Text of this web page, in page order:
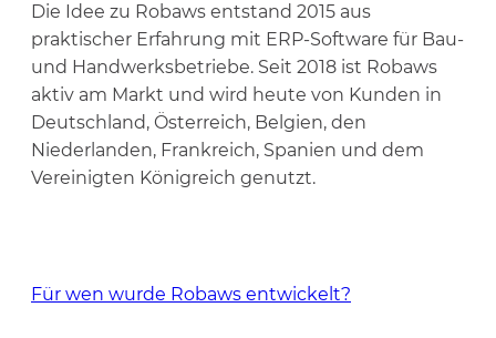
Die Idee zu Robaws entstand 2015 aus
praktischer Erfahrung mit ERP-Software für Bau-
und Handwerksbetriebe. Seit 2018 ist Robaws
aktiv am Markt und wird heute von Kunden in
Deutschland, Österreich, Belgien, den
Niederlanden, Frankreich, Spanien und dem
Vereinigten Königreich genutzt.
Für wen wurde Robaws entwickelt?